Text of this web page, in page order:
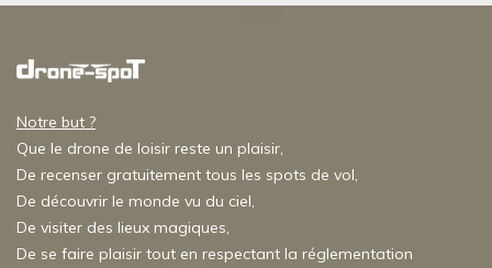
Notre but ?
Que le drone de loisir reste un plaisir,
De recenser gratuitement tous les spots de vol,
De découvrir le monde vu du ciel,
De visiter des lieux magiques,
De se faire plaisir tout en respectant la réglementation